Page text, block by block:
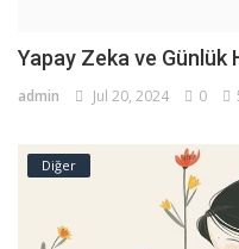
Yapay Zeka ve Günlük
admin Jul 20, 2024 0
Diğer